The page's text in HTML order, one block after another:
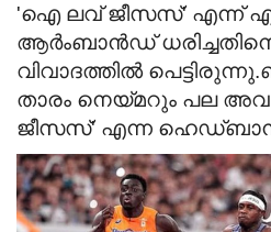
'ഐ ലവ് ജീസസ്' എന്ന്
ആര്‍ംബാന്‍ഡ്
വിവാദത്തില്‍
താരം നെയ്മറും പല
ജീസസ്' എന്ന ഹെഡ്ബാന്‍ഡ്